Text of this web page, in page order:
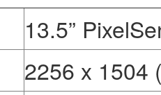
13.5”
2256 x 1504